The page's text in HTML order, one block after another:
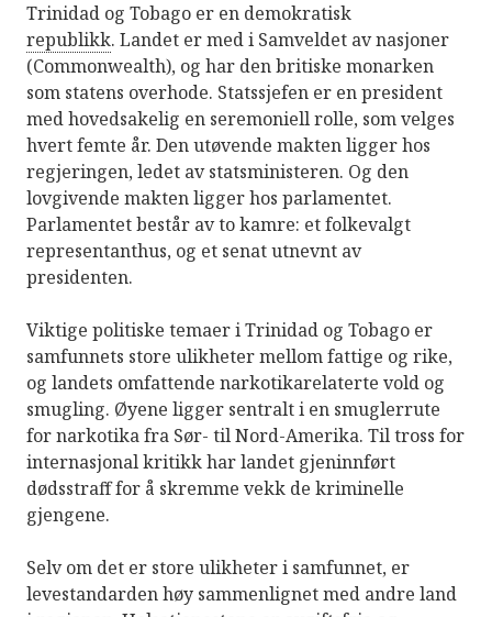
Trinidad og Tobago er en demokratisk
republikk. Landet er med i Samveldet av nasjoner
(Commonwealth), og har den britiske monarken
som statens overhode. Statssjefen er en president
med hovedsakelig en seremoniell rolle, som velges
hvert femte år. Den utøvende makten ligger hos
regjeringen, ledet av statsministeren. Og den
lovgivende makten ligger hos parlamentet.
Parlamentet består av to kamre: et folkevalgt
representanthus, og et senat utnevnt av
presidenten.
Viktige politiske temaer i Trinidad og Tobago er
samfunnets store ulikheter mellom fattige og rike,
og landets omfattende narkotikarelaterte vold og
smugling. Øyene ligger sentralt i en smuglerrute
for narkotika fra Sør- til Nord-Amerika. Til tross for
internasjonal kritikk har landet gjeninnført
dødsstraff for å skremme vekk de kriminelle
gjengene.
Selv om det er store ulikheter i samfunnet, er
levestandarden høy sammenlignet med andre land